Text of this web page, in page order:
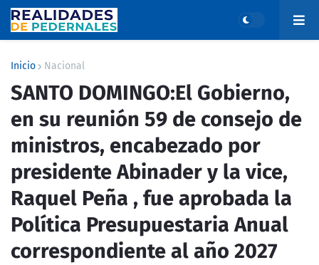
Inicio Nacional
SANTO DOMINGO:El Gobierno,
en su reunión 59 de consejo de
ministros, encabezado por
presidente Abinader y la vice,
Raquel Peña , fue aprobada la
Política Presupuestaria Anual
correspondiente al año 2027